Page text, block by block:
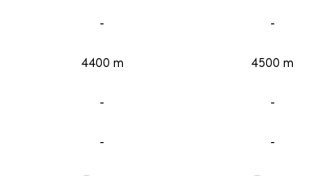
-
4400 m
-
-
-
4500 m
-
-